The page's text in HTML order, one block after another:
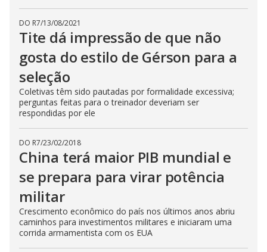
DO R7/13/08/2021
Tite dá impressão de que não
gosta do estilo de Gérson para a
seleção
Coletivas têm sido pautadas por formalidade excessiva;
perguntas feitas para o treinador deveriam ser
respondidas por ele
DO R7/23/02/2018
China terá maior PIB mundial e
se prepara para virar potência
militar
Crescimento econômico do país nos últimos anos abriu
caminhos para investimentos militares e iniciaram uma
corrida armamentista com os EUA